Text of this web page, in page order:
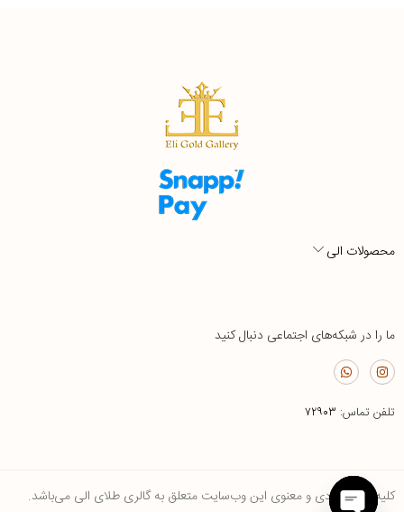
محصولات الی
ما را در شبکه‌های اجتماعی دنبال کنید
تلفن تماس: ۷۲۹۰۳
کلیه حقوق مادی و معنوی این وب‌سایت متعلق به گالری طلای الی می‌باشد.